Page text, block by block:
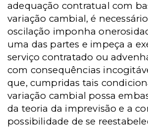
adequação contratual com
variação cambial, é
oscilação imponha
uma das partes e impeça a
serviço contratado ou
com consequências
que, cumpridas tais
variação cambial possa
da teoria da imprevisão e a
possibilidade de se